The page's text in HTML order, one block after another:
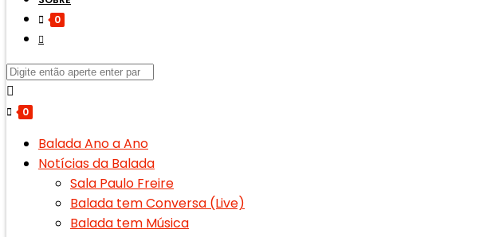
0
0
Balada Ano a Ano
Notícias da Balada
Sala Paulo Freire
Balada tem Conversa (Live)
Balada tem Música